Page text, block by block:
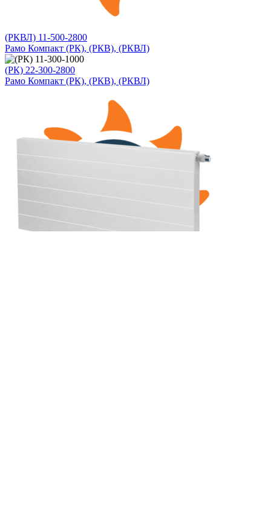
(РКВЛ) 11-500-2800
Рамо Компакт (РК), (РКВ), (РКВЛ)
(РК) 22-300-2800
Рамо Компакт (РК), (РКВ), (РКВЛ)